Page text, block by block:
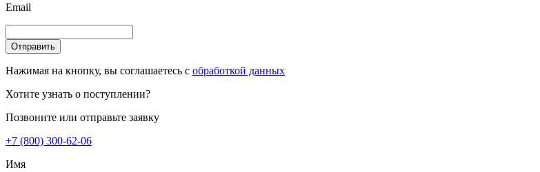
Email
Отправить
Нажимая на кнопку, вы соглашаетесь с обработкой данных
Хотите узнать о поступлении?
Позвоните или отправьте заявку
+7 (800) 300-62-06
Имя